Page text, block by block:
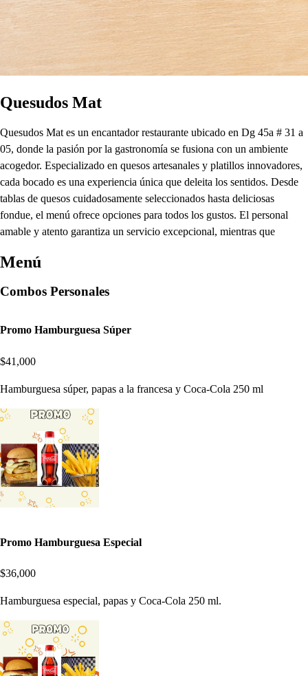
Quesudos Mat
Quesudos Mat es un encantador restaurante ubicado en Dg 45a # 31 a
05, donde la pasión por la gastronomía se fusiona con un ambiente
acogedor. Especializado en quesos artesanales y platillos innovadores,
cada bocado es una experiencia única que deleita los sentidos. Desde
tablas de quesos cuidadosamente seleccionados hasta deliciosas
fondue, el menú ofrece opciones para todos los gustos. El personal
amable y atento garantiza un servicio excepcional, mientras que
Menú
Combos Personales
Promo Hamburguesa Súper
$41,000
Hamburguesa súper, papas a la francesa y Coca-Cola 250 ml
Promo Hamburguesa Especial
$36,000
Hamburguesa especial, papas y Coca-Cola 250 ml.